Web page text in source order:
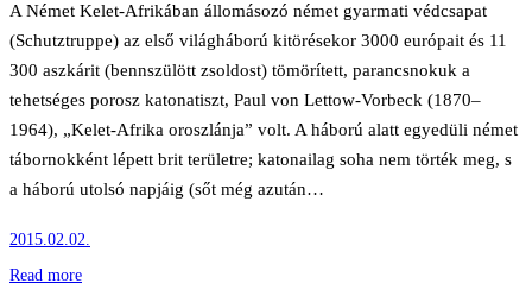
A Német Kelet-Afrikában állomásozó német gyarmati védcsapat
(Schutztruppe) az első világháború kitörésekor 3000 európait és 11
300 aszkárit (bennszülött zsoldost) tömörített, parancsnokuk a
tehetséges porosz katonatiszt, Paul von Lettow-Vorbeck (1870–
1964), „Kelet-Afrika oroszlánja” volt. A háború alatt egyedüli német
tábornokként lépett brit területre; katonailag soha nem törték meg, s
a háború utolsó napjáig (sőt még azután…
2015.02.02.
Read more